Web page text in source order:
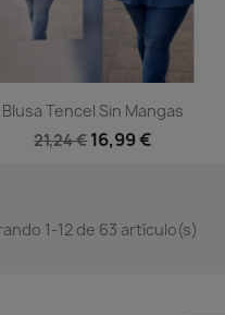
Vista rápida
Blusa Tencel Sin Mangas
21,24 € 16,99 €
1-12 de 63 artículo(s)